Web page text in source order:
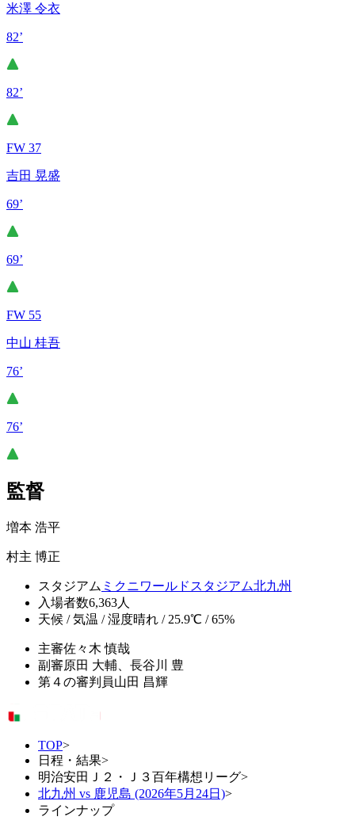
米澤 令衣
82’
82’
FW 37
吉田 晃盛
69’
69’
FW 55
中山 桂吾
76’
76’
監督
増本 浩平
村主 博正
スタジアム ミクニワールドスタジアム北九州
入場者数6,363人
天候 / 気温 / 湿度晴れ / 25.9℃ / 65%
主審佐々木 慎哉
副審原田 大輔、長谷川 豊
第４の審判員山田 昌輝
TOP>
日程・結果>
明治安田Ｊ２・Ｊ３百年構想リーグ>
北九州 vs 鹿児島 (2026年5月24日)>
ラインナップ